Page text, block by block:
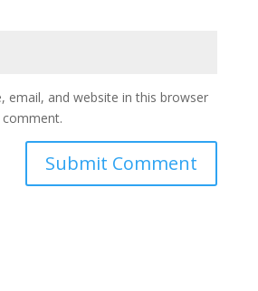
email, and website in this browser